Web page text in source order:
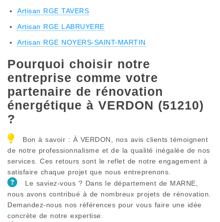
Artisan RGE TAVERS
Artisan RGE LABRUYERE
Artisan RGE NOYERS-SAINT-MARTIN
Pourquoi choisir notre
entreprise comme votre
partenaire de rénovation
énergétique à VERDON (51210)
?
Bon à savoir : À VERDON, nos avis clients témoignent
de notre professionnalisme et de la qualité inégalée de nos
services. Ces retours sont le reflet de notre engagement à
satisfaire chaque projet que nous entreprenons.
Le saviez-vous ? Dans le département de MARNE,
nous avons contribué à de nombreux projets de rénovation.
Demandez-nous nos références pour vous faire une idée
concrète de notre expertise.